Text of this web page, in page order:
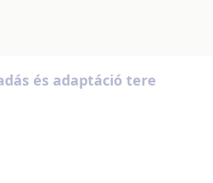
és adaptáció tere